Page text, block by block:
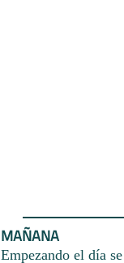
MAÑANA
Empezando el día